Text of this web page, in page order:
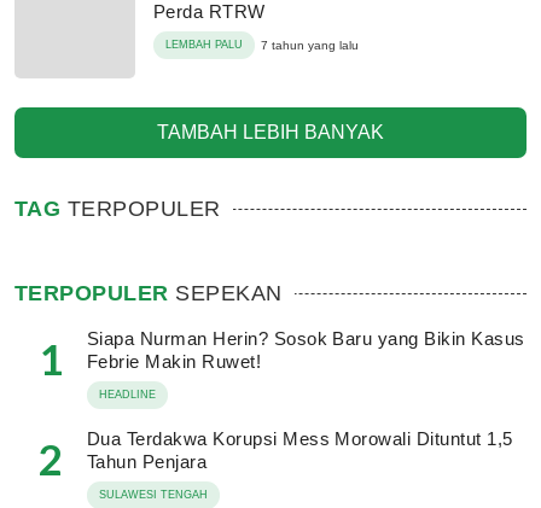
Perda RTRW
LEMBAH PALU 7 tahun yang lalu
TAMBAH LEBIH BANYAK
TAG TERPOPULER
TERPOPULER SEPEKAN
1
Siapa Nurman Herin? Sosok Baru yang Bikin Kasus
Febrie Makin Ruwet!
HEADLINE
2
Dua Terdakwa Korupsi Mess Morowali Dituntut 1,5
Tahun Penjara
SULAWESI TENGAH